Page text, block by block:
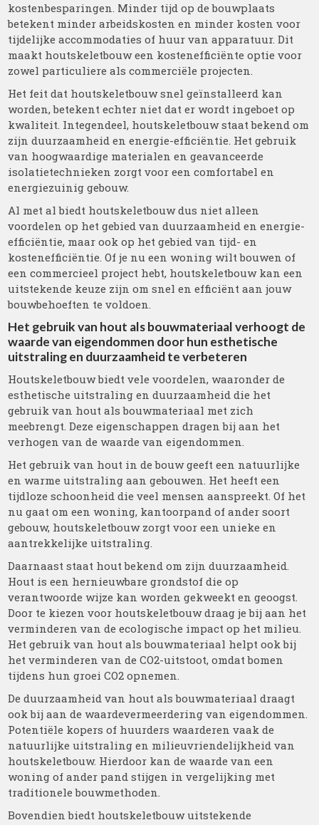
kostenbesparingen. Minder tijd op de bouwplaats
betekent minder arbeidskosten en minder kosten voor
tijdelijke accommodaties of huur van apparatuur. Dit
maakt houtskeletbouw een kostenefficiënte optie voor
zowel particuliere als commerciële projecten.
Het feit dat houtskeletbouw snel geïnstalleerd kan
worden, betekent echter niet dat er wordt ingeboet op
kwaliteit. Integendeel, houtskeletbouw staat bekend om
zijn duurzaamheid en energie-efficiëntie. Het gebruik
van hoogwaardige materialen en geavanceerde
isolatietechnieken zorgt voor een comfortabel en
energiezuinig gebouw.
Al met al biedt houtskeletbouw dus niet alleen
voordelen op het gebied van duurzaamheid en energie-
efficiëntie, maar ook op het gebied van tijd- en
kostenefficiëntie. Of je nu een woning wilt bouwen of
een commercieel project hebt, houtskeletbouw kan een
uitstekende keuze zijn om snel en efficiënt aan jouw
bouwbehoeften te voldoen.
Het gebruik van hout als bouwmateriaal verhoogt de
waarde van eigendommen door hun esthetische
uitstraling en duurzaamheid te verbeteren
Houtskeletbouw biedt vele voordelen, waaronder de
esthetische uitstraling en duurzaamheid die het
gebruik van hout als bouwmateriaal met zich
meebrengt. Deze eigenschappen dragen bij aan het
verhogen van de waarde van eigendommen.
Het gebruik van hout in de bouw geeft een natuurlijke
en warme uitstraling aan gebouwen. Het heeft een
tijdloze schoonheid die veel mensen aanspreekt. Of het
nu gaat om een woning, kantoorpand of ander soort
gebouw, houtskeletbouw zorgt voor een unieke en
aantrekkelijke uitstraling.
Daarnaast staat hout bekend om zijn duurzaamheid.
Hout is een hernieuwbare grondstof die op
verantwoorde wijze kan worden gekweekt en geoogst.
Door te kiezen voor houtskeletbouw draag je bij aan het
verminderen van de ecologische impact op het milieu.
Het gebruik van hout als bouwmateriaal helpt ook bij
het verminderen van de CO2-uitstoot, omdat bomen
tijdens hun groei CO2 opnemen.
De duurzaamheid van hout als bouwmateriaal draagt
ook bij aan de waardevermeerdering van eigendommen.
Potentiële kopers of huurders waarderen vaak de
natuurlijke uitstraling en milieuvriendelijkheid van
houtskeletbouw. Hierdoor kan de waarde van een
woning of ander pand stijgen in vergelijking met
traditionele bouwmethoden.
Bovendien biedt houtskeletbouw uitstekende